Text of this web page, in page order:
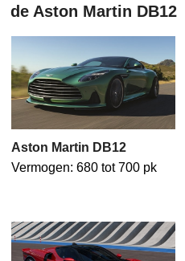
de Aston Martin DB12
Aston Martin DB12
Vermogen: 680 tot 700 pk